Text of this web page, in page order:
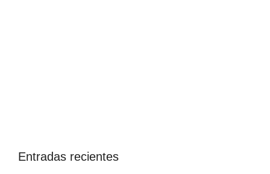
Entradas recientes